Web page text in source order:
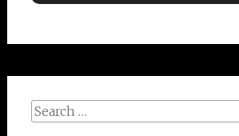
Search